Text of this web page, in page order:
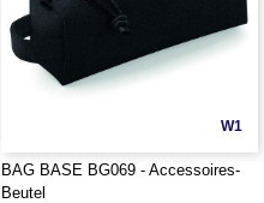
W1
BAG BASE BG069 - Accessoires-
Beutel